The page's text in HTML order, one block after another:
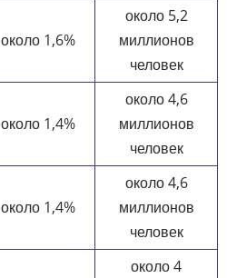
около 1,6%
около 5,2
миллионов
человек
около 1,4%
около 4,6
миллионов
человек
около 1,4%
около 4,6
миллионов
человек
около 4